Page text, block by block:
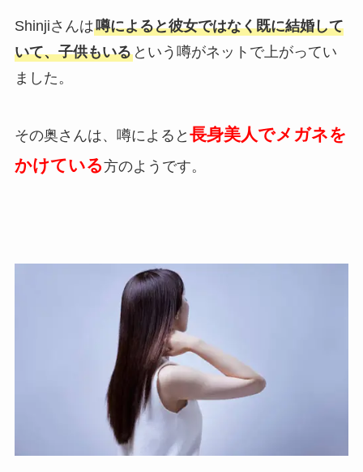
Shinjiさんは噂によると彼女ではなく既に結婚して
いて、子供もいるという噂がネットで上がってい
ました。
その奥さんは、噂によると 長身美人でメガネを
かけている方のようです。